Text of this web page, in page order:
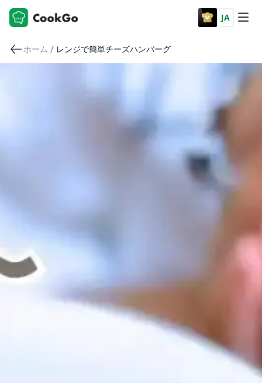
JA
ホーム / レンジで簡単チーズハンバーグ